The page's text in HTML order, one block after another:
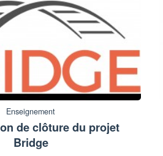
Enseignement
de clôture du projet
Bridge